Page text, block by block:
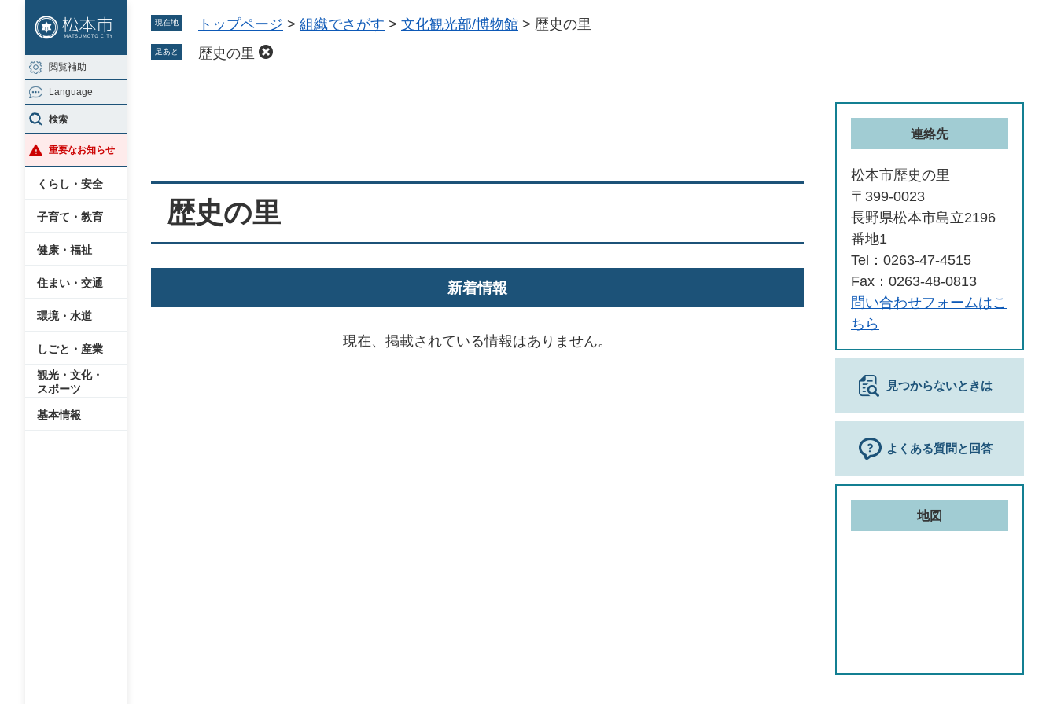
ジ
の
先
頭
で
す
ュ
ー
を
飛
ば
し
閲覧補助
Language
検索
重要なお知らせ
くらし・安全
子育て・教育
健康・福祉
住まい・交通
環境・水道
しごと・産業
観光・文化・
スポーツ
基本情報
現在地 トップページ > 組織でさがす > 文化観光部/博物館 > 歴史の里
足あと 歴史の里
歴史の里
新着情報
現在、掲載されている情報はありません。
連絡先
松本市歴史の里
〒399-0023
長野県松本市島立2196
番地1
Tel：0263-47-4515
Fax：0263-48-0813
問い合わせフォームはこ
ちら
見つからないときは
よくある質問と回答
地図